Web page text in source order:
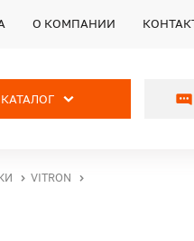
О КОМПАНИИ
КАТАЛОГ
VITRON